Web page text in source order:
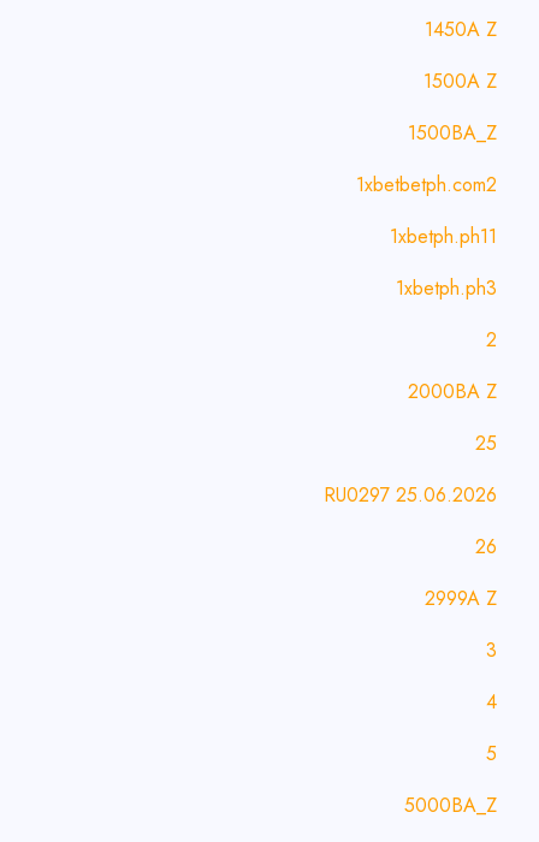
1450A Z
1500A Z
1500BA_Z
1xbetbetph.com2
1xbetph.ph11
1xbetph.ph3
2
2000BA Z
25
25.06.2026 RU0297
26
2999A Z
3
4
5
5000BA_Z